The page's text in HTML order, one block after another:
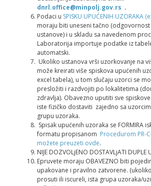
dnrl.office@minpolj.gov.rs .
Podaci u SPISKU UPUĆENIH UZORAKA
moraju biti uneseni tačno (odgovornost
ustanove) i u skladu sa navedenom
Laboratorija importuje podatke iz
automatski.
Ukoliko ustanova vrši uzorkovanje na
može kreirati više spiskova upućenih
excel tabela), u tom slučaju uzorci se
presložiti i razdvojiti po lokalitetima
zdravlјa). Obavezno uputiti sve
iste fizičko dostaviti zajedno sa
grupu uzoraka.
Spisak upućenih uzoraka se FORMIRA
formatu propisanom Procedurom PR-
možete preuzeti ovde.
NIJE DOZVOLjENO DOSTAVLjATI DUPLE
Epruvete moraju OBAVEZNO biti
upakovane i pravilno zatvorene.
prosuti ili iscureli, ista grupa uzoraka/